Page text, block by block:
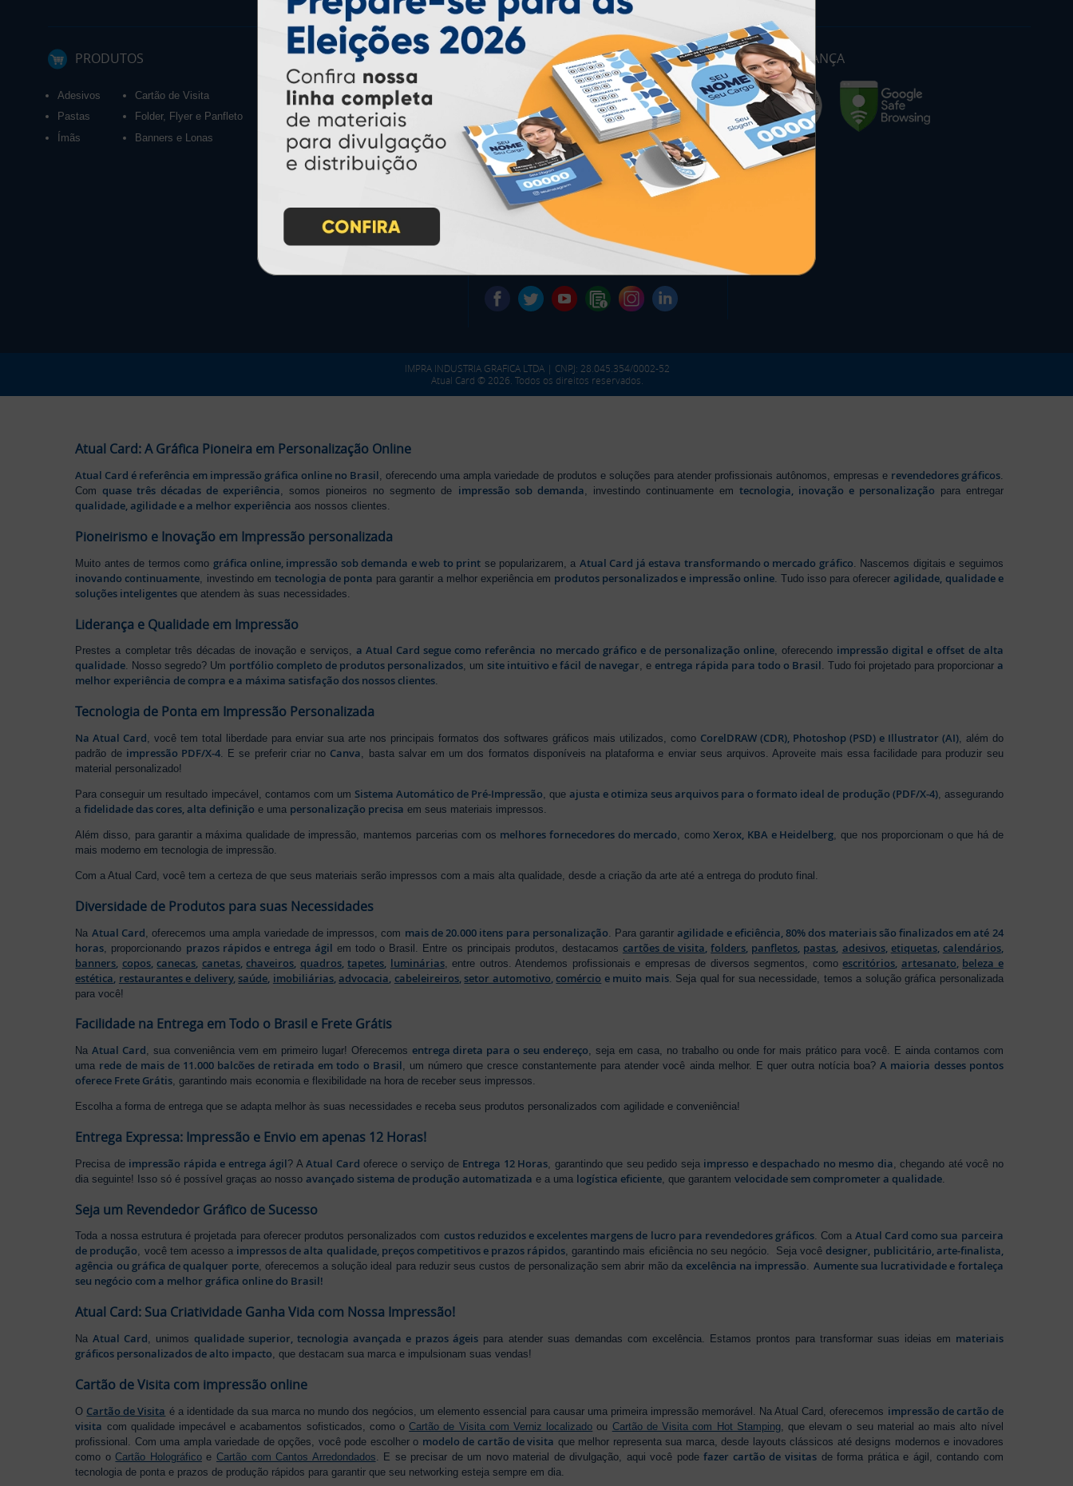
PRODUTOS
Adesivos
Pastas
Ímãs
Cartão de Visita
Folder, Flyer e Panfleto
Banners e Lonas
Calendários 2027
PAGUE COM
* Pagamento com cartão de crédito terá valor adicional.
** Pagamentos a prazo poderão ter acréscimo.
*** Nota fiscal sujeita a emissão de acordo com prestador de
serviço, conforme legislação pertinente.
SEGURANÇA
IMPRA INDUSTRIA GRAFICA LTDA | CNPJ: 28.045.354/0002-52
Atual Card © 2026. Todos os direitos reservados.
Atual Card: A Gráfica Pioneira em Personalização Online
Atual Card é referência em impressão gráfica online no Brasil, oferecendo uma ampla variedade de produtos e soluções para atender profissionais autônomos, empresas e revendedores gráficos.
Comquase três décadas de experiência, somos pioneiros no segmento de impressão sob demanda, investindo continuamente em tecnologia, inovação e personalização para entregar
qualidade, agilidade e a melhor experiência aos nossos clientes.
Pioneirismo e Inovação em Impressão personalizada
Muito antes de termos como gráfica online, impressão sob demanda e web to print se popularizarem, a Atual Card já estava transformando o mercado gráfico . Nascemos digitais e seguimos
inovando continuamente , investindo em tecnologia de ponta para garantir a melhor experiência em produtos personalizados e impressão online. Tudo isso para ofereceragilidade, qualidade e
soluções inteligentes que atendem às suas necessidades.
Liderança e Qualidade em Impressão
Prestes a completar três décadas de inovação e serviços,a Atual Card segue como referência no mercado gráfico e de personalização online, oferecendo impressão digital e offset de alta
qualidade. Nosso segredo? Um portfólio completo de produtos personalizados, um site intuitivo e fácil de navegar, e entrega rápida para todo o Brasil. Tudo foi projetado para proporcionar a
melhor experiência de compra e a máxima satisfação dos nossos clientes.
Tecnologia de Ponta em Impressão Personalizada
Na Atual Card, você tem total liberdade para enviar sua arte nos principais formatos dos softwares gráficos mais utilizados, como CorelDRAW (CDR), Photoshop (PSD) e Illustrator (AI), além do
padrão de impressão PDF/X-4. E se preferir criar no Canva, basta salvar em um dos formatos disponíveis na plataforma e enviar seus arquivos. Aproveite mais essa facilidade para produzir seu
material personalizado!
Para conseguir um resultado impecável, contamos com um Sistema Automático de Pré-Impressão, queajusta e otimiza seus arquivos para o formato ideal de produção (PDF/X-4), assegurando
afidelidade das cores, alta definição e uma personalização precisa em seus materiais impressos.
Além disso, para garantir a máxima qualidade de impressão, mantemos parcerias com os melhores fornecedores do mercado , comoXerox, KBA e Heidelberg , que nos proporcionam o que há de
mais moderno em tecnologia de impressão.
Com a Atual Card, você tem a certeza de que seus materiais serão impressos com a mais alta qualidade, desde a criação da arte até a entrega do produto final.
Diversidade de Produtos para suas Necessidades
Na Atual Card , oferecemos uma ampla variedade de impressos, com mais de 20.000 itens para personalização . Para garantiragilidade e eficiência, 80% dos materiais são finalizados em até 24
horas , proporcionando prazos rápidos e entrega ágil em todo o Brasil. Entre os principais produtos, destacamos cartões de visita ,folders panfletos pastas adesivos, etiquetas, calendários,
banners copos,canecas canetas,chaveiros quadros,tapetes luminárias, entre outros. Atendemos profissionais e empresas de diversos segmentos, comoescritórios artesanato beleza e
estética restaurantes e delivery, saúde imobiliárias,advocacia cabeleireiros, setor automotivo ,comércio e muito mais. Seja qual for sua necessidade, temos a solução gráfica personalizada
para você!
Facilidade na Entrega em Todo o Brasil e Frete Grátis
NaAtual Card, sua conveniência vem em primeiro lugar! Oferecemos entrega direta para o seu endereço, seja em casa, no trabalho ou onde for mais prático para você. E ainda contamos com
uma rede de mais de 11.000 balcões de retirada em todo o Brasil, um número que cresce constantemente para atender você ainda melhor. E quer outra notícia boa?A maioria desses pontos
oferece Frete Grátis, garantindo mais economia e flexibilidade na hora de receber seus impressos.
Escolha a forma de entrega que se adapta melhor às suas necessidades e receba seus produtos personalizados com agilidade e conveniência!
Entrega Expressa: Impressão e Envio em apenas 12 Horas!
Precisa de impressão rápida e entrega ágil? AAtual Card oferece o serviço de Entrega 12 Horas , garantindo que seu pedido seja impresso e despachado no mesmo dia , chegando até você no
dia seguinte! Isso só é possível graças ao nossoavançado sistema de produção automatizada e a uma logística eficiente , que garantemvelocidade sem comprometer a qualidade
Seja um Revendedor Gráfico de Sucesso
Toda a nossa estrutura é projetada para oferecer produtos personalizados com custos reduzidos e excelentes margens de lucro para revendedores gráficos. Com a Atual Card como sua parceira
de produção, você tem acesso a impressos de alta qualidade, preços competitivos e prazos rápidos, garantindo mais eficiência no seu negócio. Seja vocêdesigner, publicitário, arte-finalista,
agência ou gráfica de qualquer porte, oferecemos a solução ideal para reduzir seus custos de personalização sem abrir mão daexcelência na impressão. Aumente sua lucratividade e fortaleça
seu negócio com a melhor gráfica online do Brasil!
Atual Card: Sua Criatividade Ganha Vida com Nossa Impressão!
NaAtual Card, unimosqualidade superior, tecnologia avançada e prazos ágeis para atender suas demandas com excelência. Estamos prontos para transformar suas ideias em materiais
gráficos personalizados de alto impacto, que destacam sua marca e impulsionam suas vendas!
Cartão de Visita com impressão online
O Cartão de Visita é a identidade da sua marca no mundo dos negócios, um elemento essencial para causar uma primeira impressão memorável. Na Atual Card, oferecemos impressão de cartão de
visita com qualidade impecável e acabamentos sofisticados, como oCartão de Visita com Verniz localizado ou Cartão de Visita com Hot Stamping, que elevam o seu material ao mais alto nível
profissional. Com uma ampla variedade de opções, você pode escolher o modelo de cartão de visita que melhor representa sua marca, desde layouts clássicos até designs modernos e inovadores
como oCartão Holográficoe Cartão com Cantos Arredondados . E se precisar de um novo material de divulgação, aqui você podefazer cartão de visitasde forma prática e ágil, contando com
tecnologia de ponta e prazos de produção rápidos para garantir que seu networking esteja sempre em dia.